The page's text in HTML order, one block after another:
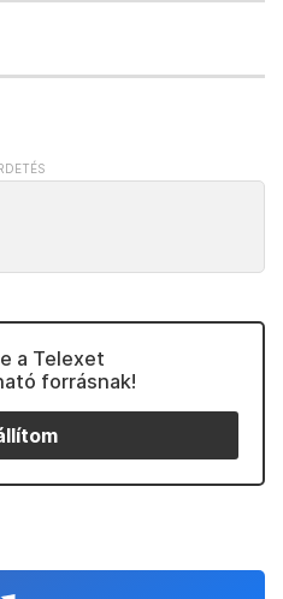
a Telexet
forrásnak!